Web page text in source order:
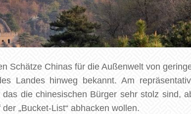
Schätze Chinas für die Außenwelt von
Landes hinweg bekannt. Am
die chinesischen Bürger sehr stolz sind,
„Bucket-List“ abhacken wollen.